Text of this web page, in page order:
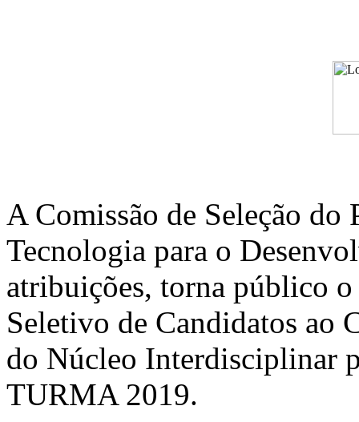
A Comissão de Seleção do
Tecnologia para o
atribuições, torna público
Seletivo de Candidatos ao
do Núcleo Interdisciplinar
TURMA 2019.